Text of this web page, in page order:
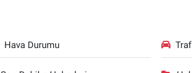
Hava Durumu